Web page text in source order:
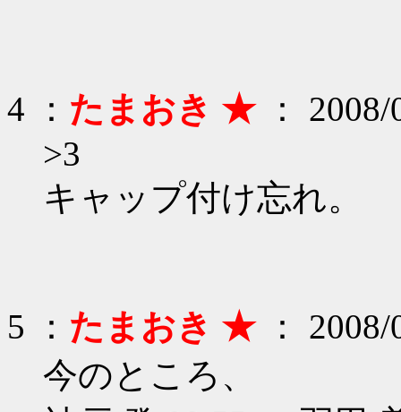
4 ： たまおき ★： 2008/
>3
キャップ付け忘れ。
5 ： たまおき ★： 2008/
今のところ、